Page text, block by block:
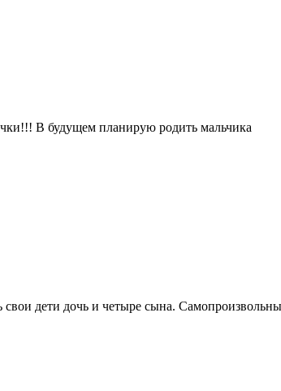
В будущем планирую родить мальчика
свои дети дочь и четыре сына.